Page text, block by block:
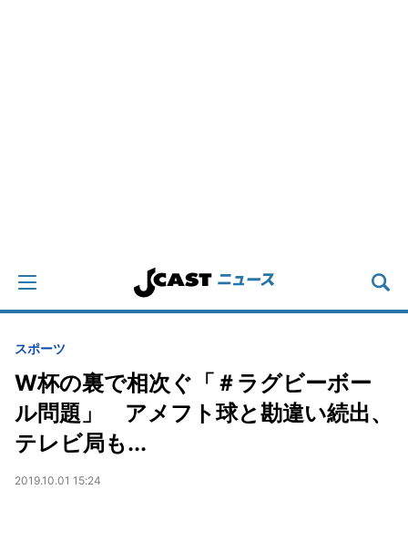
スポーツ
W杯の裏で相次ぐ「＃ラグビーボー
ル問題」 アメフト球と勘違い続出、
テレビ局も...
2019.10.01 15:24